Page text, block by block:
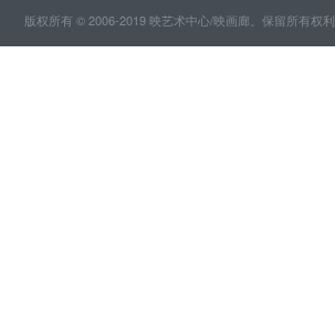
版权所有 © 2006-2019 映艺术中心/映画廊。保留所有权利